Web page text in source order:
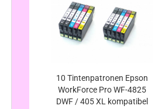
10 Tintenpatronen Epson
WorkForce Pro WF-4825
DWF / 405 XL kompatibel